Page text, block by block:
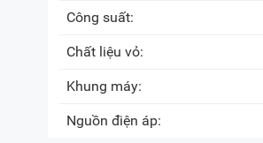
Công suất:
Chất liệu vỏ:
Khung máy:
Nguồn điện áp: